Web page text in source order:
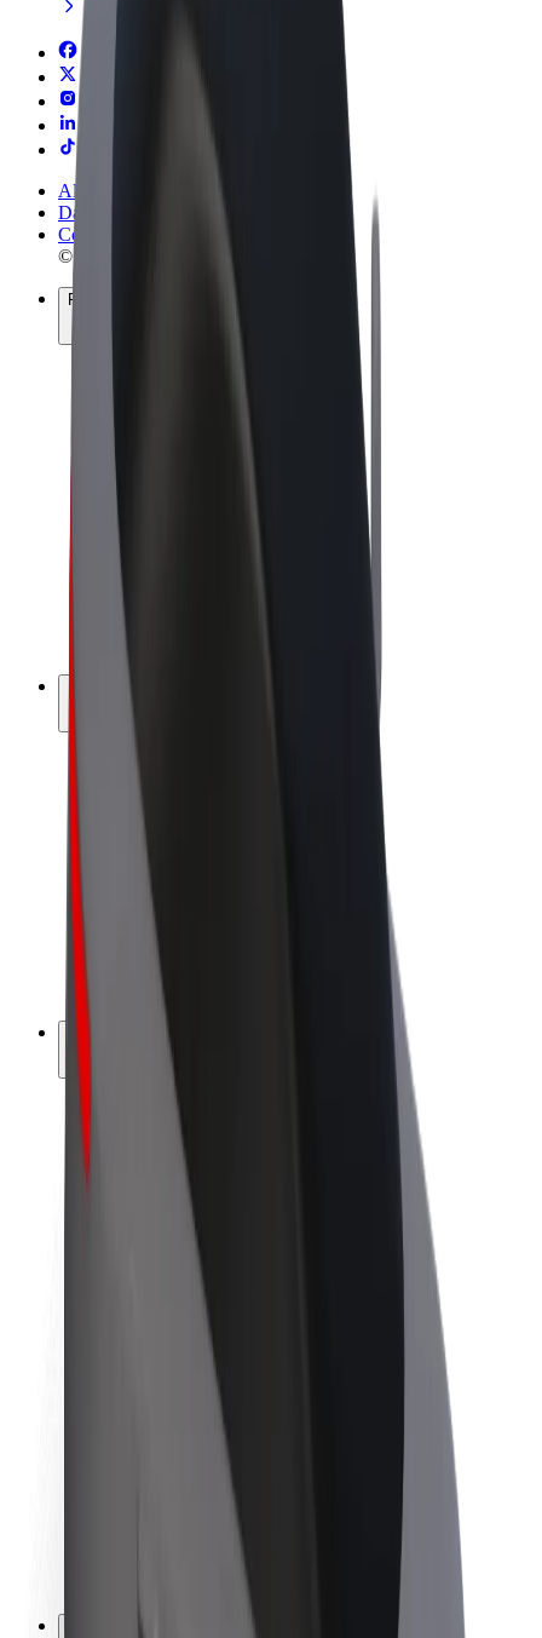
Allgemeine Geschäftsbedingungen
Datenschutz
Cookies
© 2026 Bolt Technology OÜ
Produkte
Bolt Food
Bolt Drive
Bolt for Business
E-Bikes
Bolt Plus
Kuriere
Bolt Food Händler:innen
Flotten
Franchise
Unternehmen
Über Bolt
Nachhaltigkeit bei Bolt
Project Zero
Markenrichtlinien
Investor Relations